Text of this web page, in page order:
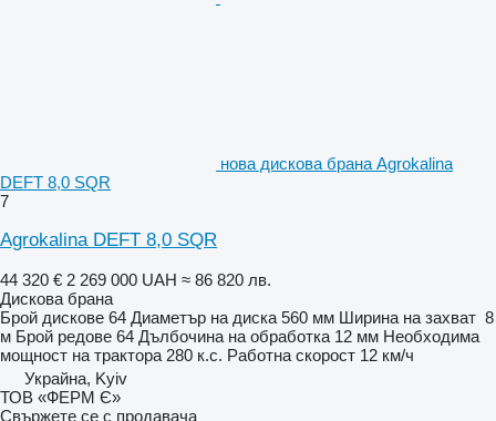
нова дискова брана Agrokalina
DEFT 8,0 SQR
7
Agrokalina DEFT 8,0 SQR
44 320 € 2 269 000 UAH ≈ 86 820 лв.
Дискова брана
Брой дискове 64 Диаметър на диска 560 мм Ширина на захват 8
м Брой редове 64 Дълбочина на обработка 12 мм Необходима
мощност на трактора 280 к.с. Работна скорост 12 км/ч
Украйна, Kyiv
ТОВ «ФЕРМ Є»
Свържете се с продавача